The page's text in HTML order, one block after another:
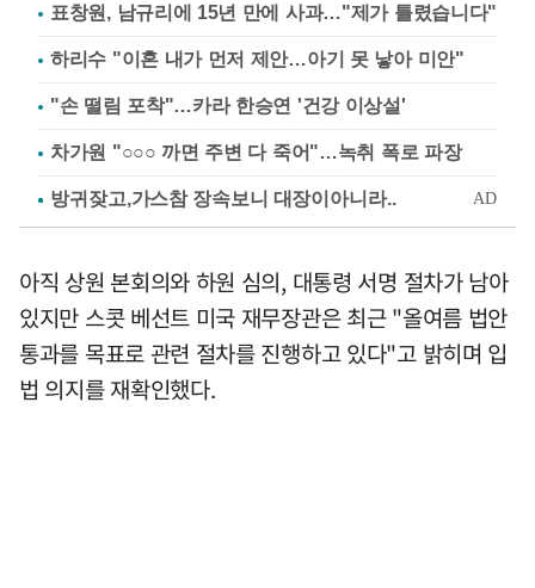
표창원, 남규리에 15년 만에 사과…"제가 틀렸습니다"
하리수 "이혼 내가 먼저 제안…아기 못 낳아 미안"
"손 떨림 포착"…카라 한승연 '건강 이상설'
차가원 "○○○ 까면 주변 다 죽어"…녹취 폭로 파장
아직 상원 본회의와 하원 심의, 대통령 서명 절차가 남아
있지만 스콧 베선트 미국 재무장관은 최근 "올여름 법안
통과를 목표로 관련 절차를 진행하고 있다"고 밝히며 입
법 의지를 재확인했다.